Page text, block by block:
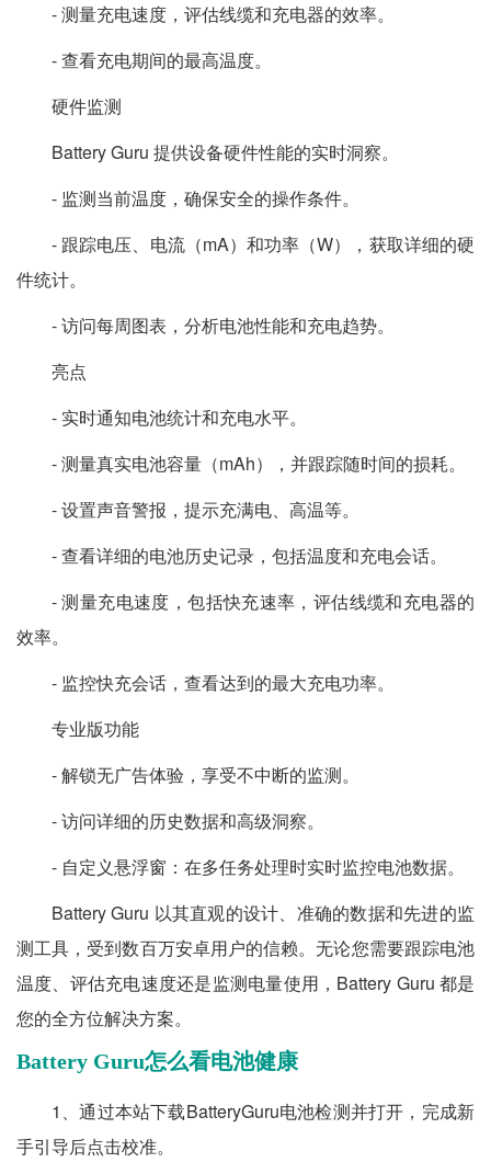
- 测量充电速度，评估线缆和充电器的效率。
- 查看充电期间的最高温度。
硬件监测
Battery Guru 提供设备硬件性能的实时洞察。
- 监测当前温度，确保安全的操作条件。
- 跟踪电压、电流（mA）和功率（W），获取详细的硬
件统计。
- 访问每周图表，分析电池性能和充电趋势。
亮点
- 实时通知电池统计和充电水平。
- 测量真实电池容量（mAh），并跟踪随时间的损耗。
- 设置声音警报，提示充满电、高温等。
- 查看详细的电池历史记录，包括温度和充电会话。
- 测量充电速度，包括快充速率，评估线缆和充电器的
效率。
- 监控快充会话，查看达到的最大充电功率。
专业版功能
- 解锁无广告体验，享受不中断的监测。
- 访问详细的历史数据和高级洞察。
- 自定义悬浮窗：在多任务处理时实时监控电池数据。
Battery Guru 以其直观的设计、准确的数据和先进的监
测工具，受到数百万安卓用户的信赖。无论您需要跟踪电池
温度、评估充电速度还是监测电量使用，Battery Guru 都是
您的全方位解决方案。
Battery Guru怎么看电池健康
1、通过本站下载BatteryGuru电池检测并打开，完成新
手引导后点击校准。